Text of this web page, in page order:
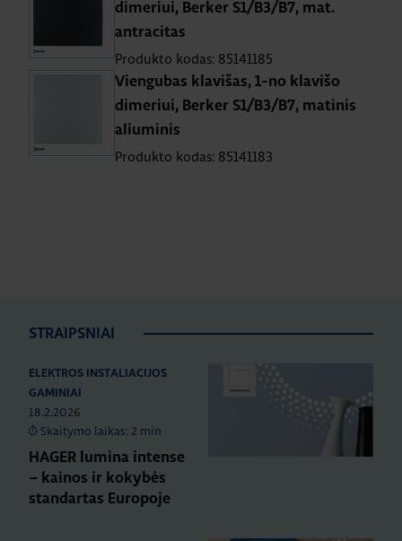
dimeriui, Berker S1/B3/B7, mat.
antracitas
Produkto kodas: 85141185
Viengubas klavišas, 1-no klavišo
dimeriui, Berker S1/B3/B7, matinis
aliuminis
Produkto kodas: 85141183
STRAIPSNIAI
ELEKTROS INSTALIACIJOS
GAMINIAI
18.2.2026
Skaitymo laikas: 2 min
HAGER lumina intense
– kainos ir kokybės
standartas Europoje